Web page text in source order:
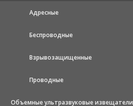
Адресные
Беспроводные
Взрывозащищенные
Проводные
Объемные ультразвуковые извещатели